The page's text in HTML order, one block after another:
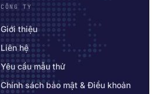
CÔNG TY
Giới thiệu
Liên hệ
Yêu cầu mẫu thử
Chính sách bảo mật & Điều khoản